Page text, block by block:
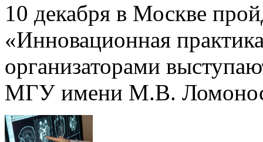
10 декабря в Москве
«Инновационная
организаторами
МГУ имени М.В.